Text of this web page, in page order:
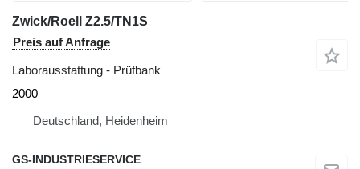
Zwick/Roell Z2.5/TN1S
Preis auf Anfrage
Laborausstattung - Prüfbank
2000
Deutschland, Heidenheim
GS-INDUSTRIESERVICE